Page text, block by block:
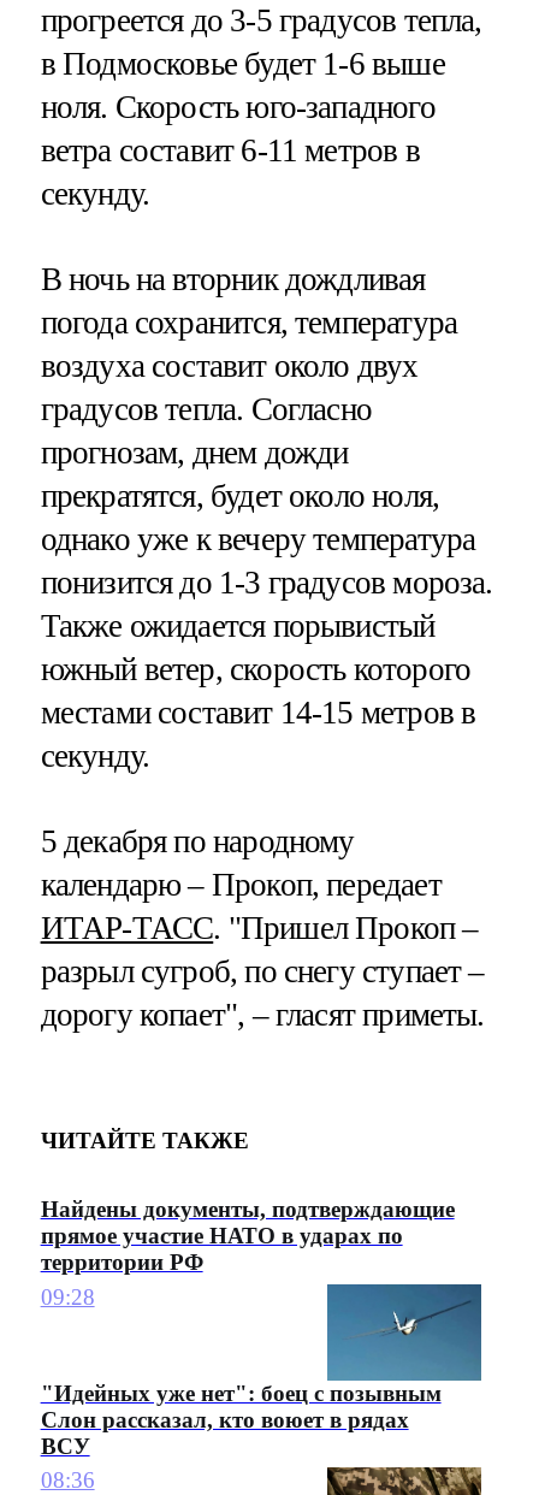
прогреется до 3-5 градусов тепла,
в Подмосковье будет 1-6 выше
ноля. Скорость юго-западного
ветра составит 6-11 метров в
секунду.
В ночь на вторник дождливая
погода сохранится, температура
воздуха составит около двух
градусов тепла. Согласно
прогнозам, днем дожди
прекратятся, будет около ноля,
однако уже к вечеру температура
понизится до 1-3 градусов мороза.
Также ожидается порывистый
южный ветер, скорость которого
местами составит 14-15 метров в
секунду.
5 декабря по народному
календарю – Прокоп, передает
ИТАР-ТАСС. "Пришел Прокоп –
разрыл сугроб, по снегу ступает –
дорогу копает", – гласят приметы.
ЧИТАЙТЕ ТАКЖЕ
Найдены документы, подтверждающие
прямое участие НАТО в ударах по
территории РФ
09:28
"Идейных уже нет": боец с позывным
Слон рассказал, кто воюет в рядах
ВСУ
08:36